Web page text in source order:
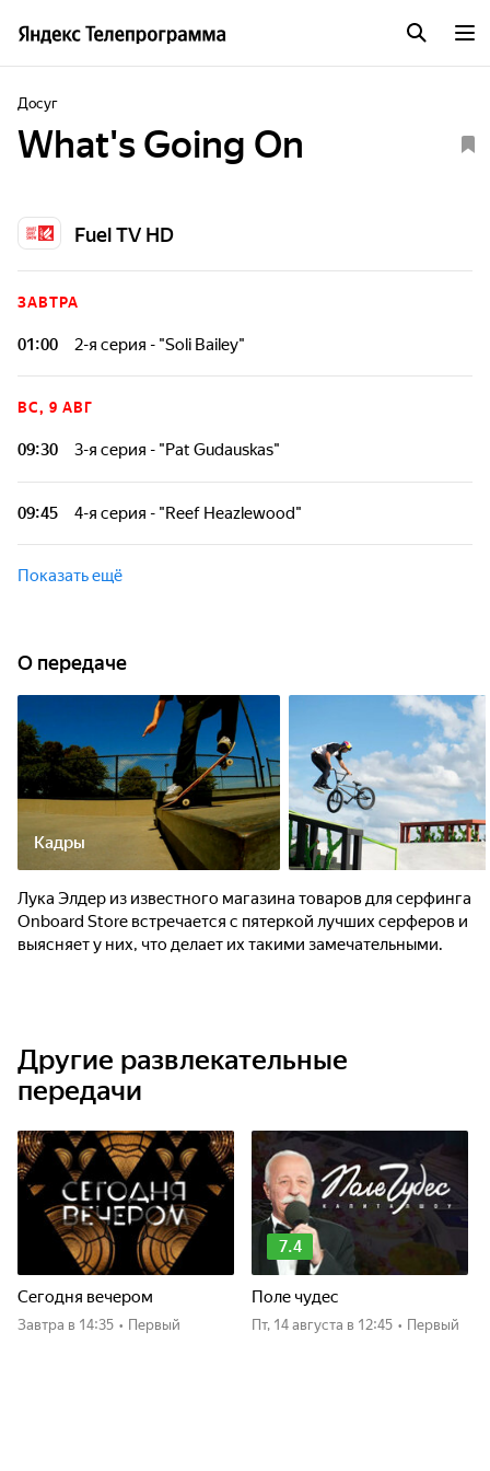
Досуг
What's Going On
Fuel TV HD
ЗАВТРА
01:00 2-я серия - "Soli Bailey"
ВС, 9 АВГ
09:30 3-я серия - "Pat Gudauskas"
09:45 4-я серия - "Reef Heazlewood"
Показать ещё
О передаче
Кадры
Лука Элдер из известного магазина товаров для серфинга
Onboard Store встречается с пятеркой лучших серферов и
выясняет у них, что делает их такими замечательными.
Другие развлекательные
передачи
Сегодня вечером
Завтра в 14:35 • Первый
7.4
Поле чудес
пт, 14 августа в 12:45 • Первый